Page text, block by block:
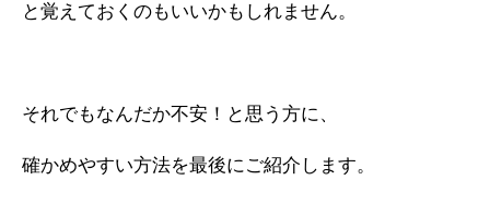
と覚えておくのもいいかもしれません。
それでもなんだか不安！と思う方に、
確かめやすい方法を最後にご紹介します。